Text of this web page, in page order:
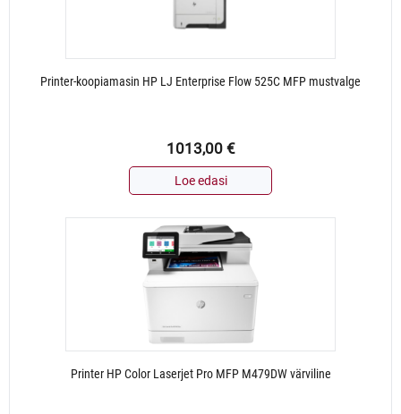
Printer-koopiamasin HP LJ Enterprise Flow 525C MFP mustvalge
1013,00 €
Loe edasi
Printer HP Color Laserjet Pro MFP M479DW värviline